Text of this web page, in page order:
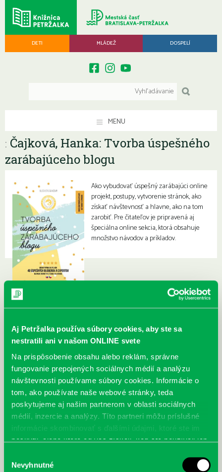
Aj Petržalka používa súbory cookies, aby ste sa
nestratili ani v našom ONLINE svete
Na prispôsobenie obsahu alebo reklám, správne
fungovanie prepojených sociálnych médií a analýzu
návštevnosti používame súbory cookies. Informácie o
tom, ako používate naše webové stránky, teda
poskytujeme aj našim partnerom v oblasti sociálnych
médií, inzercie a analýzy. Títo partneri môžu príslušné
informácie skombinovať s ďalšími údajmi, ktoré ste im
poskytli, alebo ktoré od vás získali, keď ste používali ich
súhlasu
Nevyhnutné
DETI MLÁDEŽ DOSPELÍ
MENU
: Čajková, Hanka: Tvorba úspešného
zarábajúceho blogu
Ako vybudovať úspešný zarábajúci online
projekt, postupy, vytvorenie stránok, ako
získať návštevnosť a hlavne, ako na tom
zarobiť. Pre čitateľov je pripravená aj
špeciálna online sekcia, ktorá obsahuje
množstvo návodov a príkladov.